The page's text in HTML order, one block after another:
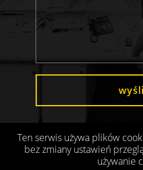
Ten serwis używa plików
bez zmiany ustawień
używanie
Projekt i realizacja: